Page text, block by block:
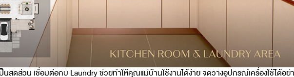
นสัดส่วน เชื่อมต่อกับ Laundry ช่วยทำให้คุณแม่บ้านใช้งานได้ง่าย จัดวางอุปกรณ์เครื่องใช้ได้อย่